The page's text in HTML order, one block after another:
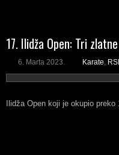
17. Ilidža Open: Tri
6. Marta 2023. Karate,
Ilidža Open koji je okupio